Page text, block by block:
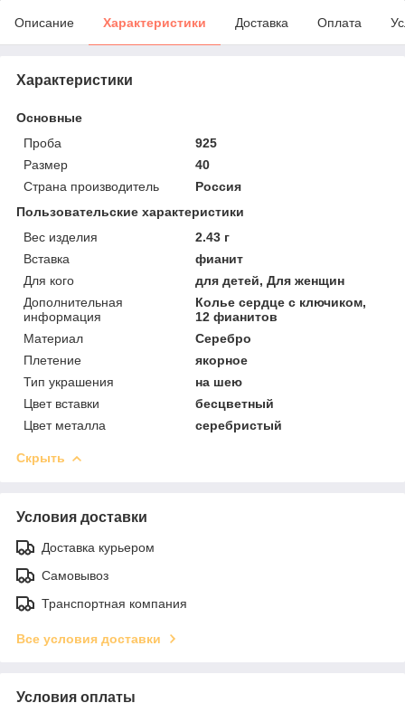
Описание Характеристики Доставка Оплата
Характеристики
Основные
Проба
925
Размер
40
Страна производитель
Россия
Пользовательские характеристики
Вес изделия
2.43 г
Вставка
фианит
Для кого
для детей, Для женщин
Дополнительная
информация
Колье сердце с ключиком,
12 фианитов
Материал
Серебро
Плетение
якорное
Тип украшения
на шею
Цвет вставки
бесцветный
Цвет металла
серебристый
Скрыть
Условия доставки
Доставка курьером
Самовывоз
Транспортная компания
Все условия доставки
Условия оплаты